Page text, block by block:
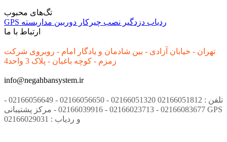
تگ‌های محبوب
GPS
ردیاب دزدگیر نصب چیرکار دوربین مداربسته
ارتباط با ما
تهران - خیابان آزادی - بین شادمان و یادگار امام - روبروی شرکت
زمزم - کوچه باغبان - پلاک 3 واحد4
info@negahbansystem.ir
تلفن : 02166051812 02166051320 - 02166056650 - 02166056649 -
02166083677 - 02166023713 - 02166039916 - مرکز پشتیبانی GPS
و ردیاب : 02166029031